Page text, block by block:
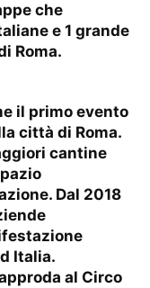
che
e 1 grande
Roma.
il primo evento
città di Roma.
cantine
Dal 2018
Italia.
al Circo